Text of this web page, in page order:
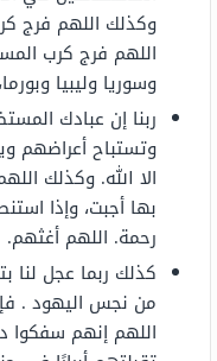
وكذلك اللهم فرج
اللهم فرج كرب
وسوريا وليبيا
ربنا إن عبادك
وتستباح أعراضهم
الا الله. وكذلك
بها أجبت، وإذا
رحمة. اللهم أغثهم.
كذلك ربما عجل لنا
من نجس اليهود .
اللهم إنهم سفكوا